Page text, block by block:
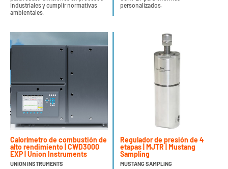
industriales y cumplir normativas
ambientales.
personalizados.
Calorímetro de combustión de
alto rendimiento | CWD3000
EXP | Union Instruments
UNION INSTRUMENTS
Regulador de presión de 4
etapas | MJTR | Mustang
Sampling
MUSTANG SAMPLING